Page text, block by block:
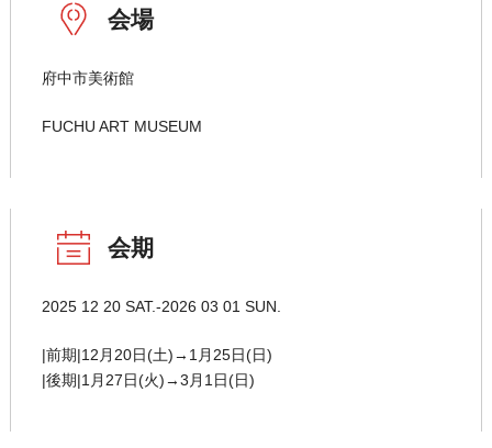
会場
府中市美術館
FUCHU ART MUSEUM
会期
2025 12 20 SAT.-2026 03 01 SUN.
|前期|12月20日(土)→1月25日(日)
|後期|1月27日(火)→3月1日(日)